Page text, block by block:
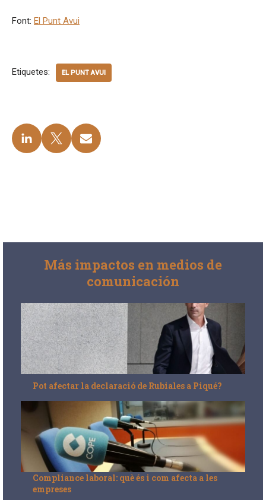
Font: El Punt Avui
Etiquetes: EL PUNT AVUI
Más impactos en medios de
comunicación
Pot afectar la declaració de Rubiales a Piqué?
Compliance laboral: què és i com afecta a les
empreses